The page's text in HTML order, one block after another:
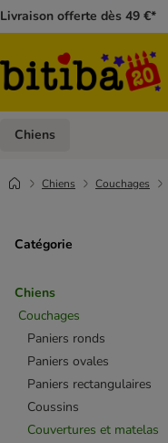
Livraison offerte dès 49 €*
Chiens
Chiens Couchages
Catégorie
Chiens
Couchages
Paniers ronds
Paniers ovales
Paniers rectangulaires
Coussins
Couvertures et matelas